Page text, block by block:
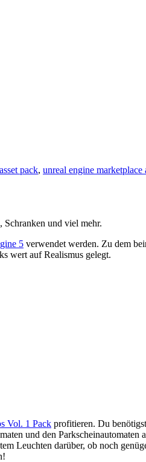
pack, unreal engine marketplace
Schranken und viel mehr.
5 verwendet werden. Zu dem
wert auf Realismus gelegt.
Vol. 1 Pack profitieren. Du
und den Parkscheinautomaten
Leuchten darüber, ob noch